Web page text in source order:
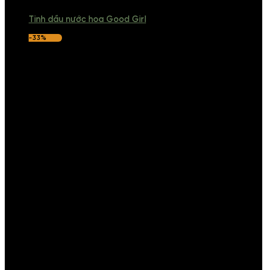
Tinh dầu nước hoa Good Girl
-33%